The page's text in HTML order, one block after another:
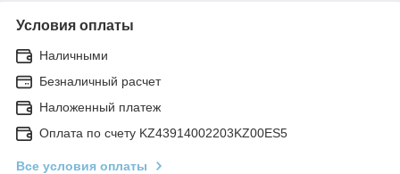
Условия оплаты
Наличными
Безналичный расчет
Наложенный платеж
Оплата по счету KZ43914002203KZ00ES5
Все условия оплаты